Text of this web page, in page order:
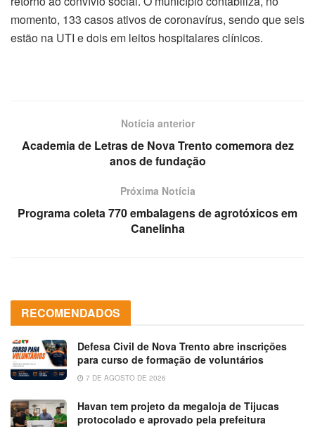
momento, 133 casos ativos de coronavírus, sendo que seis
estão na UTI e dois em leitos hospitalares clínicos.
Notícia anterior
Academia de Letras de Nova Trento comemora dez
anos de fundação
Próxima Notícia
Programa coleta 770 embalagens de agrotóxicos em
Canelinha
RECOMENDADOS
Defesa Civil de Nova Trento abre inscrições
para curso de formação de voluntários
7 DE AGOSTO DE 2026
Havan tem projeto da megaloja de Tijucas
protocolado e aprovado pela prefeitura